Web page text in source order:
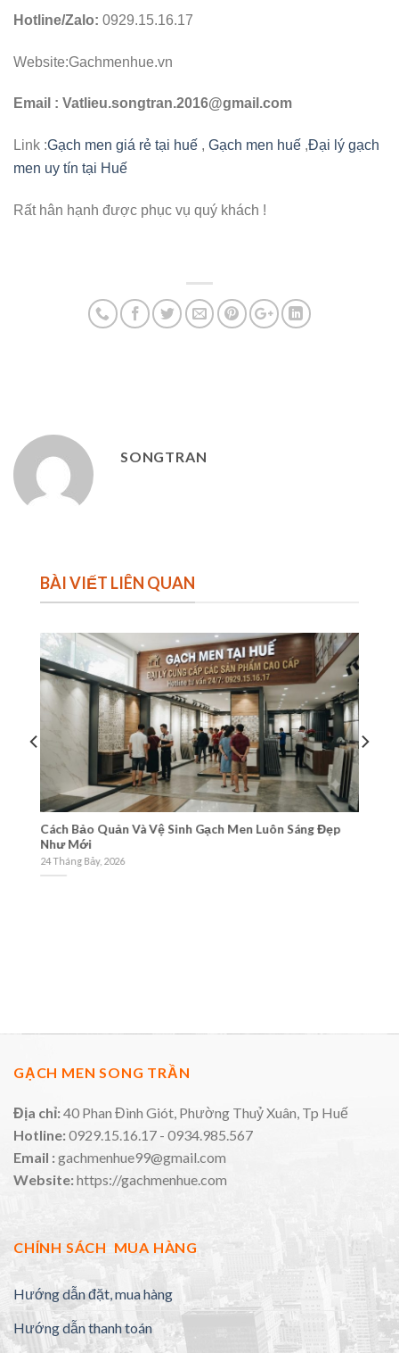
Hotline/Zalo: 0929.15.16.17
Website:Gachmenhue.vn
Email : Vatlieu.songtran.2016@gmail.com
Link :Gạch men giá rẻ tại huế , Gạch men huế ,Đại lý gạch
men uy tín tại Huế
Rất hân hạnh được phục vụ quý khách !
SONGTRAN
BÀI VIẾT LIÊN QUAN
Cách Bảo Quản Và Vệ Sinh Gạch Men Luôn Sáng Đẹp
Như Mới
24 Tháng Bảy, 2026
GẠCH MEN SONG TRẦN
Địa chỉ:40 Phan Đình Giót, Phường Thuỷ Xuân, Tp Huế
Hotline:0929.15.16.17 - 0934.985.567
Email :gachmenhue99@gmail.com
Website:https://gachmenhue.com
CHÍNH SÁCH MUA HÀNG
Hướng dẫn đặt, mua hàng
Hướng dẫn thanh toán